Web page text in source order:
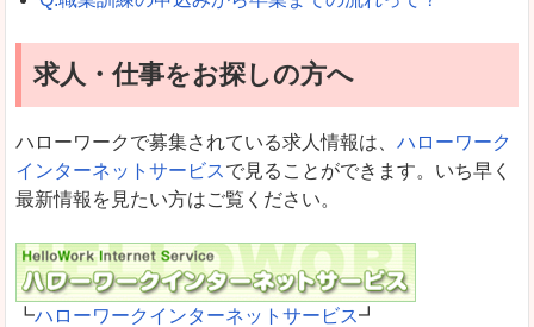
求人・仕事をお探しの方へ
ハローワークで募集されている求人情報は、 ハローワーク
インターネットサービスで見ることができます。いち早く
最新情報を見たい方はご覧ください。
┗ハローワークインターネットサービス┛